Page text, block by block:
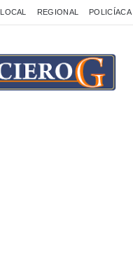
LOCAL REGIONAL POLICÍACA